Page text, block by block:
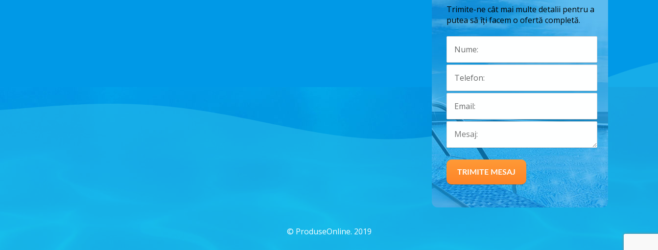
Trimite-ne cât mai multe detalii pentru a
putea să îți facem o ofertă completă.
© ProduseOnline. 2019